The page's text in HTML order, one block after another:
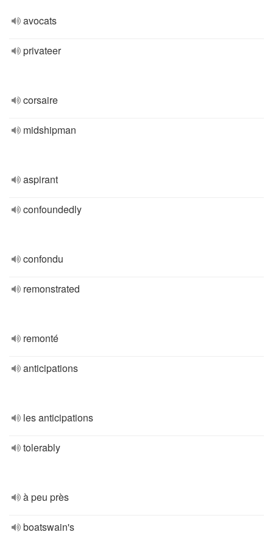
avocats
privateer
corsaire
midshipman
aspirant
confoundedly
confondu
remonstrated
remonté
anticipations
les anticipations
tolerably
à peu près
boatswain's